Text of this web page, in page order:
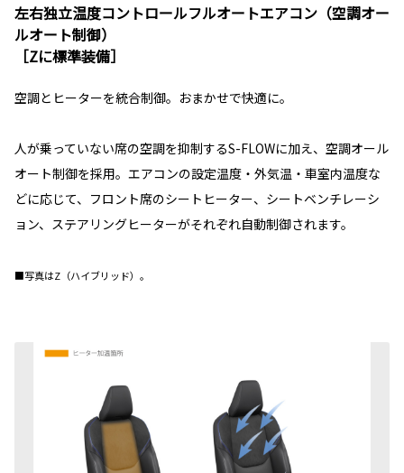
左右独立温度コントロールフルオートエアコン（空調オー
ルオート制御）
［Zに標準装備］
空調とヒーターを統合制御。おまかせで快適に。
人が乗っていない席の空調を抑制するS-FLOWに加え、空調オール
オート制御を採用。エアコンの設定温度・外気温・車室内温度な
どに応じて、フロント席のシートヒーター、シートベンチレーシ
ョン、ステアリングヒーターがそれぞれ自動制御されます。
■写真はZ（ハイブリッド）。